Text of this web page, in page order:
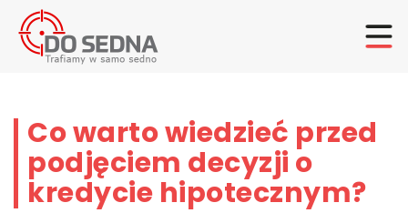
Co warto wiedzieć przed
podjęciem decyzji o
kredycie hipotecznym?